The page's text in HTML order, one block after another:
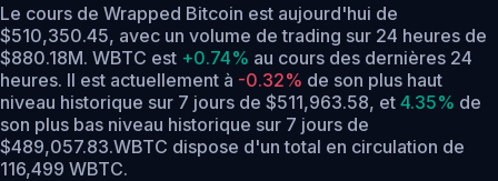
Le cours de Wrapped Bitcoin est aujourd'hui de
$510,350.45, avec un volume de trading sur 24 heures de
$880.18M. WBTC est +0.74% au cours des dernières 24
heures. Il est actuellement à -0.32% de son plus haut
niveau historique sur 7 jours de $511,963.58, et 4.35% de
son plus bas niveau historique sur 7 jours de
$489,057.83.WBTC dispose d'un total en circulation de
116,499 WBTC.